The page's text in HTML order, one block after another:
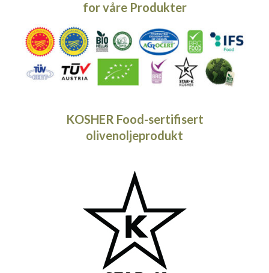
for våreProdukter
KOSHER Food-sertifisert
olivenoljeprodukt